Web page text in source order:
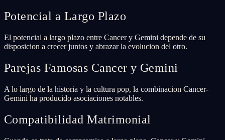
Potencial a Largo Plazo
El potencial a largo plazo entre Cancer y Gemini depende de su
disposicion a crecer juntos y abrazar la evolucion del otro.
Parejas Famosas Cancer y Gemini
A lo largo de la historia y la cultura pop, la combinacion Cancer-
Gemini ha producido asociaciones notables.
Compatibilidad Matrimonial